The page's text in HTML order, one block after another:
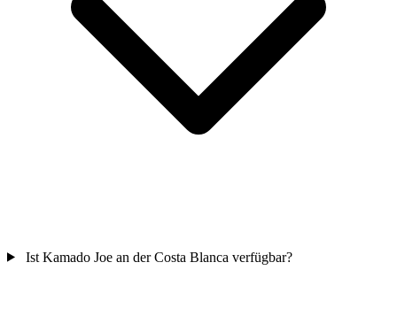
Ist Kamado Joe an der Costa Blanca verfügbar?